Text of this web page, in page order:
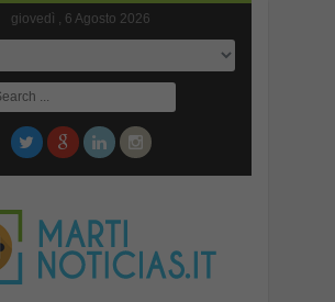
giovedì , 6 Agosto 2026